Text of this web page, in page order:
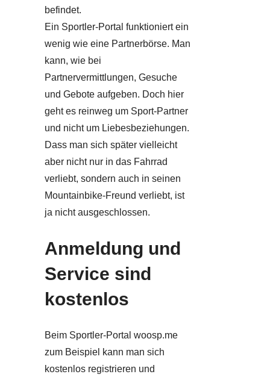
befindet.
Ein Sportler-Portal funktioniert ein
wenig wie eine Partnerbörse. Man
kann, wie bei
Partnervermittlungen, Gesuche
und Gebote aufgeben. Doch hier
geht es reinweg um Sport-Partner
und nicht um Liebesbeziehungen.
Dass man sich später vielleicht
aber nicht nur in das Fahrrad
verliebt, sondern auch in seinen
Mountainbike-Freund verliebt, ist
ja nicht ausgeschlossen.
Anmeldung und
Service sind
kostenlos
Beim Sportler-Portal woosp.me
zum Beispiel kann man sich
kostenlos registrieren und